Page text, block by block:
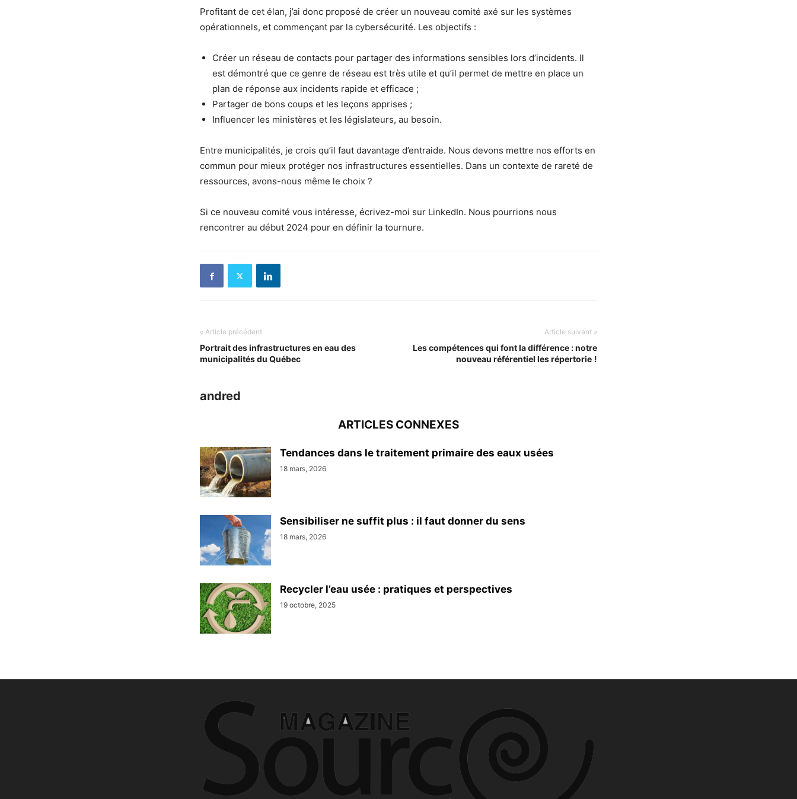
Profitant de cet élan, j’ai donc proposé de créer un nouveau comité axé sur les systèmes
opérationnels, et commençant par la cybersécurité. Les objectifs :
Créer un réseau de contacts pour partager des informations sensibles lors d’incidents. Il
est démontré que ce genre de réseau est très utile et qu’il permet de mettre en place un
plan de réponse aux incidents rapide et efficace ;
Partager de bons coups et les leçons apprises ;
Influencer les ministères et les législateurs, au besoin.
Entre municipalités, je crois qu’il faut davantage d’entraide. Nous devons mettre nos efforts en
commun pour mieux protéger nos infrastructures essentielles. Dans un contexte de rareté de
ressources, avons-nous même le choix ?
Si ce nouveau comité vous intéresse, écrivez-moi sur LinkedIn. Nous pourrions nous
rencontrer au début 2024 pour en définir la tournure.
« Article précédent
Portrait des infrastructures en eau des
municipalités du Québec
Article suivant »
Les compétences qui font la différence : notre
nouveau référentiel les répertorie !
andred
ARTICLES CONNEXES
Tendances dans le traitement primaire des eaux usées
18 mars, 2026
Sensibiliser ne suffit plus : il faut donner du sens
18 mars, 2026
Recycler l’eau usée : pratiques et perspectives
19 octobre, 2025